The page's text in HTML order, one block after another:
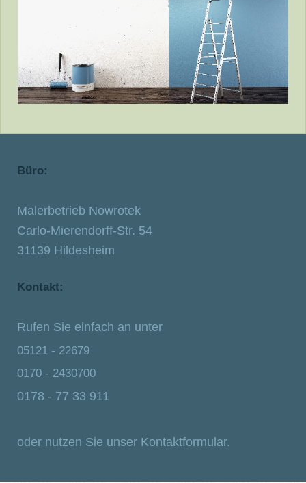
Büro:
Malerbetrieb Nowrotek
Carlo-Mierendorff-Str. 54
31139 Hildesheim
Kontakt:
Rufen Sie einfach an unter
05121 - 22679
0170 - 2430700
0178 - 77 33 911
oder nutzen Sie unser Kontaktformular.